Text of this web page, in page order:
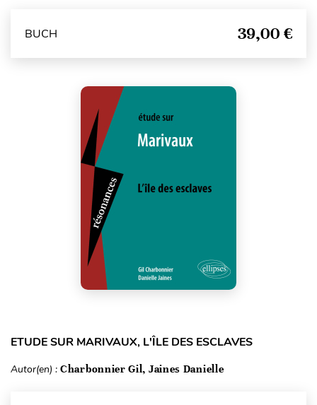
BUCH 39,00 €
ETUDE SUR MARIVAUX, L'ÎLE DES ESCLAVES
Autor(en) : Charbonnier Gil, Jaines Danielle